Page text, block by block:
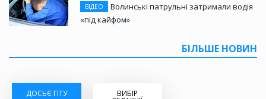
ВІДЕО
Волинські патрульні затримали водія
«під кайфом»
БІЛЬШЕ НОВИН
ДОСЬЄ ГІТУ ВИБІР